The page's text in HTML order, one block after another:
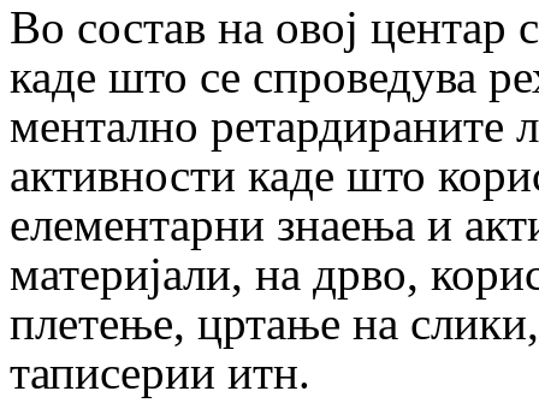
Во состав на овој центар
каде што се спроведува
ментално ретардираните
активности каде што
елементарни знаења и
материјали, на дрво,
плетење, цртање на
таписерии итн.